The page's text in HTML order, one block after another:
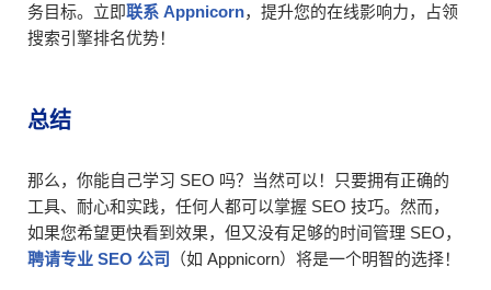
务目标。立即联系 Appnicorn，提升您的在线影响力，占领
搜索引擎排名优势！
总结
那么，你能自己学习 SEO 吗？当然可以！只要拥有正确的
工具、耐心和实践，任何人都可以掌握 SEO 技巧。然而，
如果您希望更快看到效果，但又没有足够的时间管理 SEO，
聘请专业 SEO 公司
（如 Appnicorn）将是一个明智的选择！